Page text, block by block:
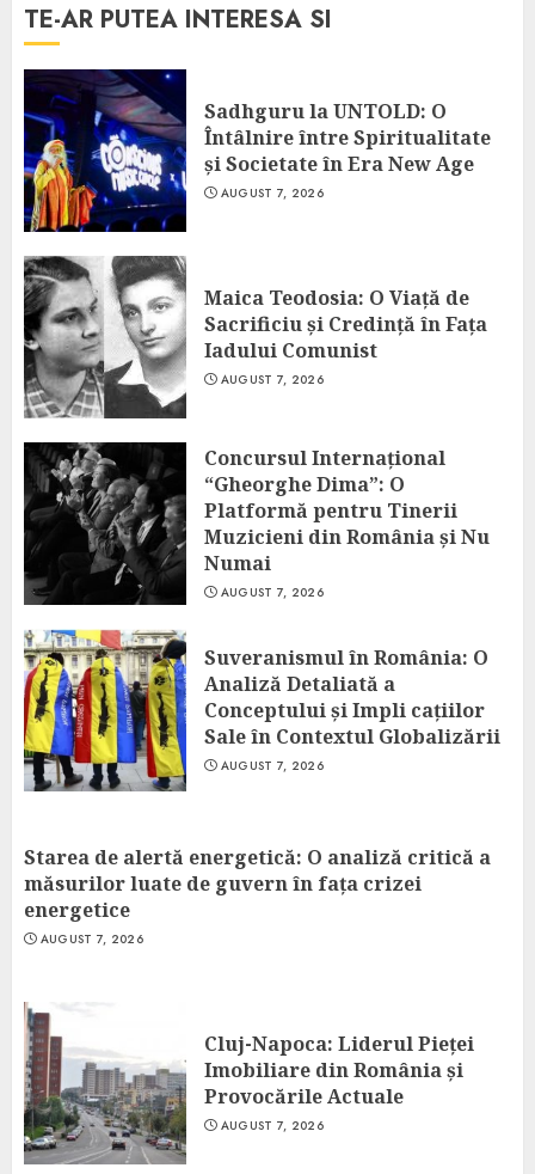
TE-AR PUTEA INTERESA SI
Sadhguru la UNTOLD: O
Întâlnire între Spiritualitate
și Societate în Era New Age
AUGUST 7, 2026
Maica Teodosia: O Viață de
Sacrificiu și Credință în Fața
Iadului Comunist
AUGUST 7, 2026
Concursul Internațional
“Gheorghe Dima”: O
Platformă pentru Tinerii
Muzicieni din România și Nu
Numai
AUGUST 7, 2026
Suveranismul în România: O
Analiză Detaliată a
Conceptului și Impli cațiilor
Sale în Contextul Globalizării
AUGUST 7, 2026
Starea de alertă energetică: O analiză critică a
măsurilor luate de guvern în fața crizei
energetice
AUGUST 7, 2026
Cluj-Napoca: Liderul Pieței
Imobiliare din România și
Provocările Actuale
AUGUST 7, 2026